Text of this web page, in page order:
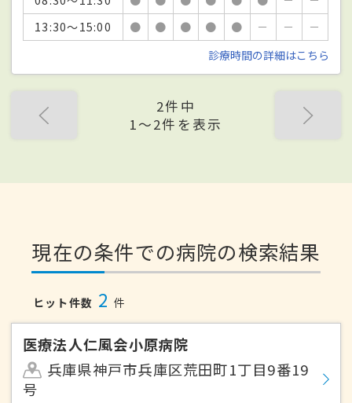
13:30～15:00
● ● ● ● ● － －
－
診療時間の詳細はこちら
2件中
1〜2件を表示
現在の条件での病院の検索結果
ヒット件数 2 件
医療法人仁風会小原病院
兵庫県神戸市兵庫区荒田町1丁目9番19
号